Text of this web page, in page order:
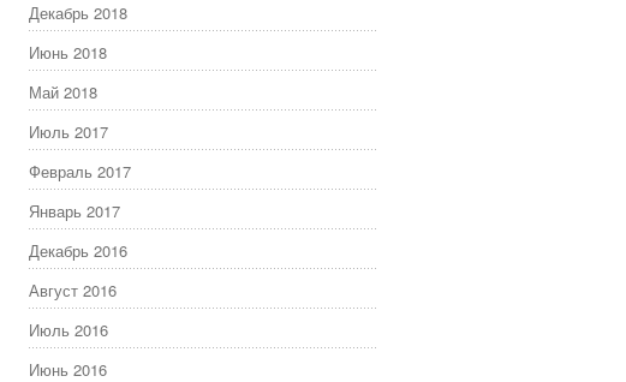
Декабрь 2018
Июнь 2018
Май 2018
Июль 2017
Февраль 2017
Январь 2017
Декабрь 2016
Август 2016
Июль 2016
Июнь 2016